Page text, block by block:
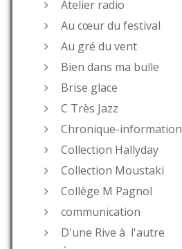
Atelier radio
Au cœur du festival
Au gré du vent
Bien dans ma bulle
Brise glace
C Très Jazz
Chronique-information
Collection Hallyday
Collection Moustaki
Collège M Pagnol
communication
D'une Rive à l'autre